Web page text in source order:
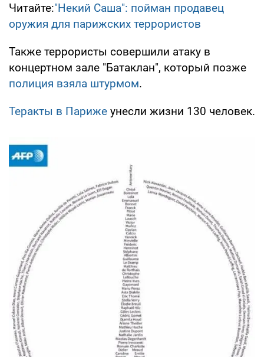
Читайте:"Некий Саша": пойман продавец
оружия для парижских террористов
Также террористы совершили атаку в
концертном зале "Батаклан", который позже
полиция взяла штурмом.
Теракты в Париже унесли жизни 130 человек.